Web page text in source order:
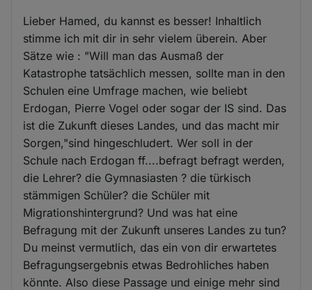
Lieber Hamed, du kannst es besser! Inhaltlich
stimme ich mit dir in sehr vielem überein. Aber
Sätze wie : "Will man das Ausmaß der
Katastrophe tatsächlich messen, sollte man in den
Schulen eine Umfrage machen, wie beliebt
Erdogan, Pierre Vogel oder sogar der IS sind. Das
ist die Zukunft dieses Landes, und das macht mir
Sorgen,"sind hingeschludert. Wer soll in der
Schule nach Erdogan ff....befragt befragt werden,
die Lehrer? die Gymnasiasten ? die türkisch
stämmigen Schüler? die Schüler mit
Migrationshintergrund? Und was hat eine
Befragung mit der Zukunft unseres Landes zu tun?
Du meinst vermutlich, das ein von dir erwartetes
Befragungsergebnis etwas Bedrohliches haben
könnte. Also diese Passage und einige mehr sind